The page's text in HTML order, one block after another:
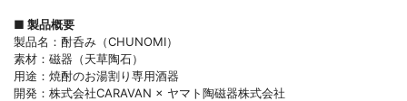
■ 製品概要
製品名：酎呑み（CHUNOMI）
素材：磁器（天草陶石）
用途：焼酎のお湯割り専用酒器
開発：株式会社CARAVAN × ヤマト陶磁器株式会社